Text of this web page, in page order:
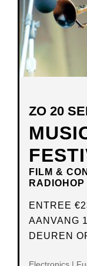
FILM &
RADIOHOP
ZO 20
ENTREE
AANVANG
DEUREN
Electronics |